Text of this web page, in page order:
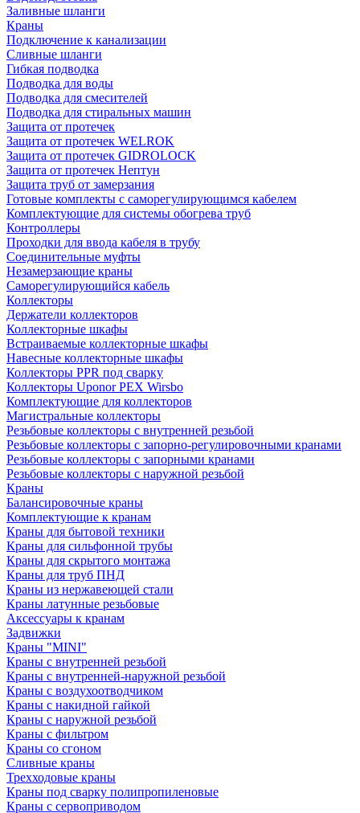
Заливные шланги
Краны
Подключение к канализации
Сливные шланги
Гибкая подводка
Подводка для воды
Подводка для смесителей
Подводка для стиральных машин
Защита от протечек
Защита от протечек WELROK
Защита от протечек GIDROLOCK
Защита от протечек Нептун
Защита труб от замерзания
Готовые комплекты с саморегулирующимся кабелем
Комплектующие для системы обогрева труб
Контроллеры
Проходки для ввода кабеля в трубу
Соединительные муфты
Незамерзающие краны
Саморегулирующийся кабель
Коллекторы
Держатели коллекторов
Коллекторные шкафы
Встраиваемые коллекторные шкафы
Навесные коллекторные шкафы
Коллекторы PPR под сварку
Коллекторы Uponor PEX Wirsbo
Комплектующие для коллекторов
Магистральные коллекторы
Резьбовые коллекторы с внутренней резьбой
Резьбовые коллекторы с запорно-регулировочными кранами
Резьбовые коллекторы с запорными кранами
Резьбовые коллекторы с наружной резьбой
Краны
Балансировочные краны
Комплектующие к кранам
Краны для бытовой техники
Краны для сильфонной трубы
Краны для скрытого монтажа
Краны для труб ПНД
Краны из нержавеющей стали
Краны латунные резьбовые
Аксессуары к кранам
Задвижки
Краны "MINI"
Краны с внутренней резьбой
Краны с внутренней-наружной резьбой
Краны с воздухоотводчиком
Краны с накидной гайкой
Краны с наружной резьбой
Краны с фильтром
Краны со сгоном
Сливные краны
Трехходовые краны
Краны под сварку полипропиленовые
Краны с сервоприводом